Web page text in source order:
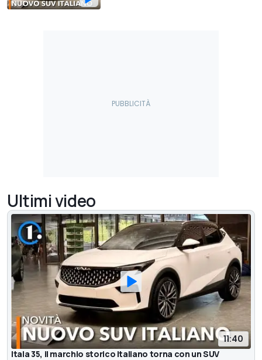
Ultimi video
11:40
Itala 35, il marchio storico italiano torna con un SUV